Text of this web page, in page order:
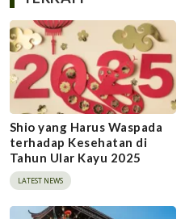
Shio yang Harus Waspada
terhadap Kesehatan di
Tahun Ular Kayu 2025
LATEST NEWS